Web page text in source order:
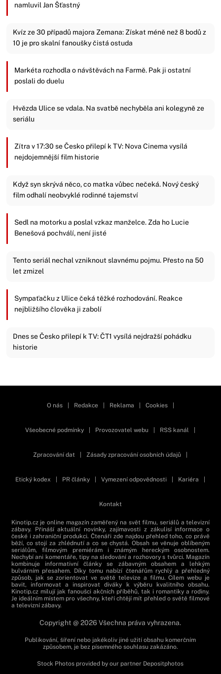
namluvil Jan Šťastný
Kvíz ze 30 případů majora Zemana: Získat méně než 8 bodů z
10 je pro skalní fanoušky čistá ostuda
Markéta rozhodla o návštěvách na Farmě. Pak ji ostatní
poslali do duelu
Hvězda Ulice se vdala. Na svatbě nechyběla ani kolegyně ze
seriálu
Zítra v 17:30 se Česko přilepí k TV: Nova Cinema vysílá
nejdojemnější film historie
Když syn skrývá něco, co matka vůbec nečeká. Nový český
film odhalí neobvyklé rodinné tajemství
Sedl na motorku a poslal vzkaz manželce. Zda ho Lucie
Benešová pochválí, není jisté
Tento seriál nechal vzniknout slavnému pojmu. Přesto na 50
let zmizel
Sympaťačku z Ulice čeká těžké rozhodování. Reakce
nejbližšího člověka ji zabolí
Dnes se Česko přilepí k TV: ČT1 vysílá nejdražší pohádku
historie
O nás Redakce Reklama Cookies
Všeobecné podmínky Provozovatel webu RSS kanál
Zpracování dat Zásady zpracování osobních údajů
Etický kodex PR články Vymezení odpovědnosti Kariéra
Kontakt
Kinotip.cz je online magazín zaměřený na svět filmu, seriálů a televizní
zábavy. Přináší aktuální novinky, zajímavosti z zákulisí informace o
české i zahraniční produkci. Čtenáři zde najdou přehled toho, co právě
běží, co stojí za zhlédnutí a co se chystá. Obsah se věnuje oblíbeným
seriálům, filmovým premiérám i známým hereckým osobnostem.
Nechybí ani komentáře, tipy na sledování a rozhovory s tvůrci. Magazín
kombinuje informativní články se zábavným obsahem a lehkým
bulvárním přesahem. Díky tomu nabízí čtenářům rychlý a přehledný
způsob, jak se zorientovat ve světě televize a filmu. Cílem webu je
bavit, informovat a inspirovat diváky k výběru kvalitního obsahu.
Kinotip.cz milují jak fanoušci akčních příběhů, tak i romantiky a rodiny.
Je ideálním místem pro všechny, kteří chtějí mít přehled o světě filmové
a televizní zábavy.
Copyright @ 2026 Všechna práva vyhrazena.
Publikování, šíření nebo jakékoliv jiné užití obsahu komerčním
způsobem, je bez písemného souhlasu zakázáno.
Stock Photos provided by our partner Depositphotos